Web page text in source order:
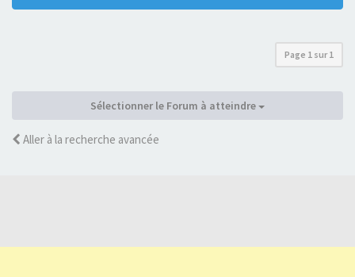
Page 1 sur1
Sélectionner le Forum à atteindre
Aller à la recherche avancée